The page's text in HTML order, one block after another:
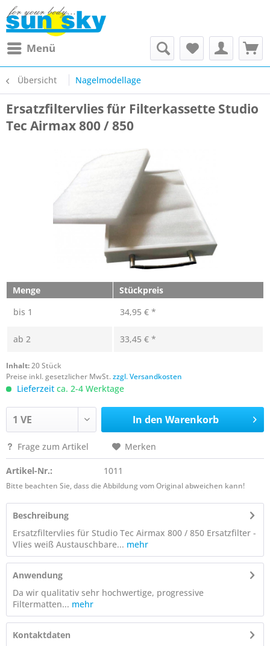
Menü
Übersicht Nagelmodellage
Ersatzfiltervlies für Filterkassette Studio
Tec Airmax 800 / 850
Menge
Stückpreis
bis 1 34,95 € *
ab 2 33,45 € *
Inhalt:20 Stück
Preise inkl. gesetzlicher MwSt.zzgl. Versandkosten
Lieferzeit ca. 2-4 Werktage
In den Warenkorb
Frage zum Artikel Merken
Artikel-Nr.: 1011
Bitte beachten Sie, dass die Abbildung vom Original abweichen kann!
Beschreibung
Ersatzfiltervlies für Studio Tec Airmax 800 / 850 Ersatzfilter -
Vlies weiß Austauschbare... mehr
Anwendung
Da wir qualitativ sehr hochwertige, progressive
Filtermatten... mehr
Kontaktdaten